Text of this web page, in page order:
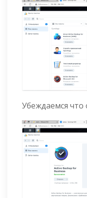
Убеждаемся что